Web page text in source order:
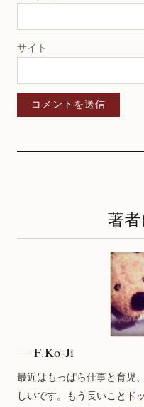
サイト
著
F.Ko-Ji
最近はもっぱら仕事と育児
しいです。もう長いこと ド